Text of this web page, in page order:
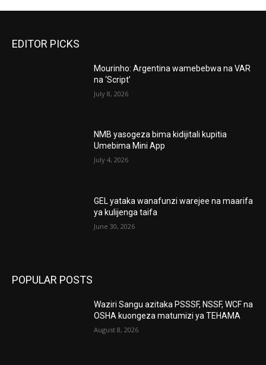
EDITOR PICKS
Mourinho: Argentina wamebebwa na VAR
na ‘Script’
July 8, 2026
NMB yasogeza bima kidijitali kupitia
Umebima Mini App
July 4, 2026
GEL yataka wanafunzi warejee na maarifa
ya kulijenga taifa
June 30, 2026
POPULAR POSTS
Waziri Sangu azitaka PSSSF, NSSF, WCF na
OSHA kuongeza matumizi ya TEHAMA
August 8, 2026